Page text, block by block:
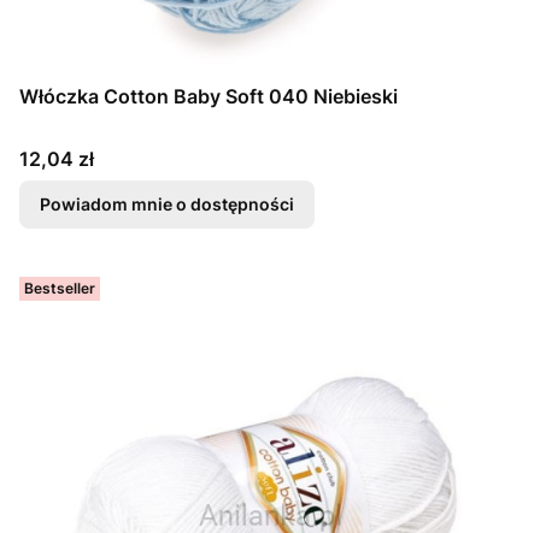
Włóczka Cotton Baby Soft 040 Niebieski
Cena
12,04 zł
Powiadom mnie o dostępności
Bestseller